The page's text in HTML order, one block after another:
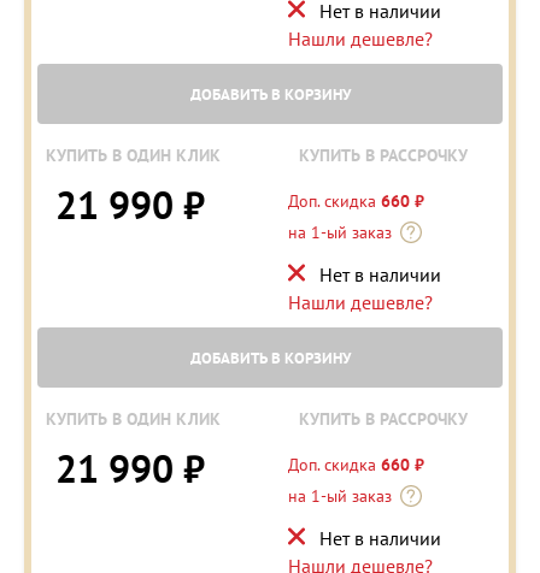
Нет в наличии
Нашли дешевле?
ДОБАВИТЬ В КОРЗИНУ
КУПИТЬ В ОДИН КЛИК КУПИТЬ В РАССРОЧКУ
21 990 ₽ Доп. скидка 660 ₽
на 1-ый заказ
Нет в наличии
Нашли дешевле?
ДОБАВИТЬ В КОРЗИНУ
КУПИТЬ В ОДИН КЛИК КУПИТЬ В РАССРОЧКУ
21 990 ₽ Доп. скидка 660 ₽
на 1-ый заказ
Нет в наличии
Нашли дешевле?